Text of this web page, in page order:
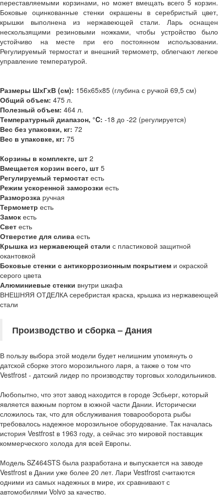
переставляемыми корзинами, но может вмещать всего 5 корзин.
Боковые оцинкованные стенки окрашены в серебристый цвет,
крышки выполнена из нержавеющей стали. Ларь оснащен
нескользящими резиновыми ножками, чтобы устройство было
устойчиво на месте при его постоянном использовании.
Регулируемый термостат и внешний термометр, облегчают легкое
управление температурой.
Размеры ШхГхВ (см): 156х65х85 (глубина с ручкой 69,5 см)
Общий объем: 475 л.
Полезный объем: 464 л.
Температурный диапазон, °C: -18 до -22 (регулируется)
Вес без упаковки, кг: 72
Вес в упаковке, кг: 75
Корзины в комплекте, шт 2
Вмещается корзин всего, шт 5
Регулируемый термостат есть
Режим ускоренной заморозки есть
Разморозка ручная
Термометр есть
Замок есть
Свет есть
Отверстие для слива есть
Крышка из нержавеющей стали с пластиковой защитной
окантовкой
Боковые стенки с антикоррозионным покрытием и окраской
серого цвета
Алюминиевые стенки внутри шкафа
ВНЕШНЯЯ ОТДЕЛКА серебристая краска, крышка из нержавеющей
стали
Производство и сборка– Дания
В пользу выбора этой модели будет нелишним упомянуть о
датской сборке этого морозильного ларя, а также о том что
Vestfrost - датский лидер по производству торговых холодильников.
Любопытно, что этот завод находится в городе Эсбьерг, который
является важным портом в южной части Дании. Исторически
сложилось так, что для обслуживания товарооборота рыбы
требовалось надежное морозильное оборудование. Так началась
история Vestfrost в 1963 году, а сейчас это мировой поставщик
коммерческого холода для всей Европы.
Модель SZ464STS была разработана и выпускается на заводе
Vestfrost в Дании уже более 20 лет. Лари Vestfrost считаются
одними из самых надежных в мире, их сравнивают с
автомобилями Volvo за качество.